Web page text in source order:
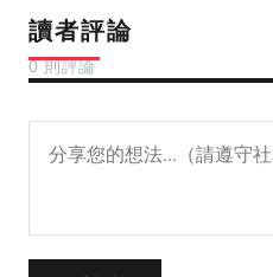
讀者評論
0 則評論